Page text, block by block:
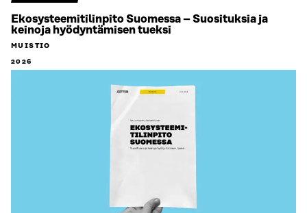
Ekosysteemitilinpito Suomessa – Suosituksia ja
keinoja hyödyntämisen tueksi
MUISTIO
2026